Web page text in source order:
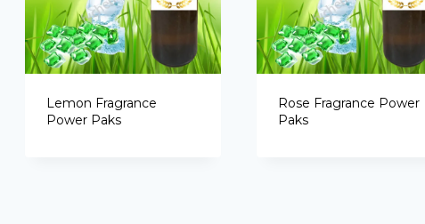
Lemon Fragrance
Power Paks
Rose Fragrance Power
Paks